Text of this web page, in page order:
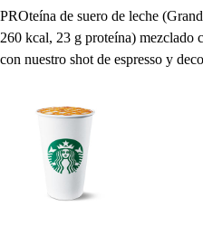
PROteína de suero de leche
260 kcal, 23 g proteína) mezclado
con nuestro shot de espresso y